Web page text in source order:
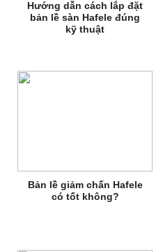
Hướng dẫn cách lắp đặt
bản lề sàn Hafele đúng
kỹ thuật
Bản lề giảm chấn Hafele
có tốt không?